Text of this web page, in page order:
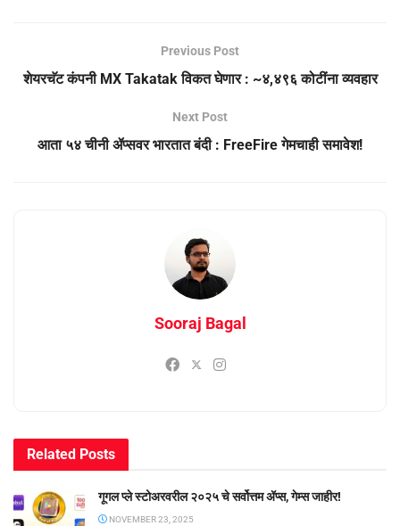
Previous Post
शेयरचॅट कंपनी MX Takatak विकत घेणार : ~४,४९६ कोटींना व्यवहार
Next Post
आता ५४ चीनी ॲप्सवर भारतात बंदी : FreeFire गेमचाही समावेश!
Sooraj Bagal
Related Posts
गूगल प्ले स्टोअरवरील २०२५ चे सर्वोत्तम ॲप्स, गेम्स जाहीर!
NOVEMBER 23, 2025